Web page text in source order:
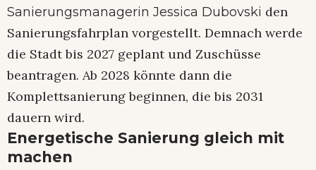
Sanierungsmanagerin Jessica Dubovski den
Sanierungsfahrplan vorgestellt. Demnach werde
die Stadt bis 2027 geplant und Zuschüsse
beantragen. Ab 2028 könnte dann die
Komplettsanierung beginnen, die bis 2031
dauern wird.
Energetische Sanierung gleich mit
machen